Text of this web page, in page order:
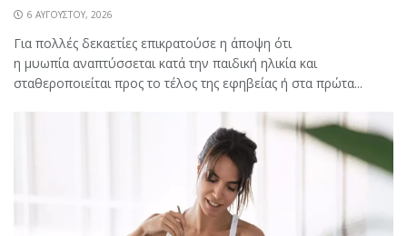
6 ΑΥΓΟΎΣΤΟΥ, 2026
Για πολλές δεκαετίες επικρατούσε η άποψη ότι
η μυωπία αναπτύσσεται κατά την παιδική ηλικία και
σταθεροποιείται προς το τέλος της εφηβείας ή στα πρώτα...